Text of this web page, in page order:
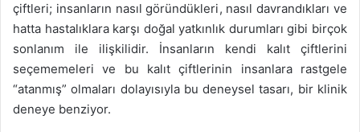
çiftleri; insanların nasıl göründükleri, nasıl davrandıkları ve
hatta hastalıklara karşı doğal yatkınlık durumları gibi birçok
sonlanım ile ilişkilidir. İnsanların kendi kalıt çiftlerini
seçememeleri ve bu kalıt çiftlerinin insanlara rastgele
“atanmış” olmaları dolayısıyla bu deneysel tasarı, bir klinik
deneye benziyor.